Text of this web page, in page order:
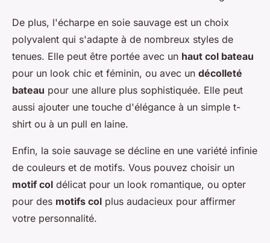
De plus, l'écharpe en soie sauvage est un choix
polyvalent qui s'adapte à de nombreux styles de
tenues. Elle peut être portée avec un haut col bateau
pour un look chic et féminin, ou avec un décolleté
bateau pour une allure plus sophistiquée. Elle peut
aussi ajouter une touche d'élégance à un simple t-
shirt ou à un pull en laine.
Enfin, la soie sauvage se décline en une variété infinie
de couleurs et de motifs. Vous pouvez choisir un
motif col délicat pour un look romantique, ou opter
pour des motifs col plus audacieux pour affirmer
votre personnalité.